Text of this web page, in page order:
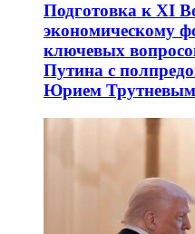
Подготовка к XI
экономическому
ключевых
Путина с
Юрием Трутневым